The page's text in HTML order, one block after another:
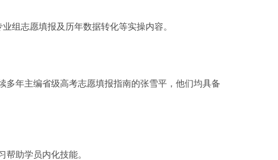
组志愿填报及历年数据转化等实操内容。
年主编省级高考志愿填报指南的张雪平，他们均具备
助学员内化技能。